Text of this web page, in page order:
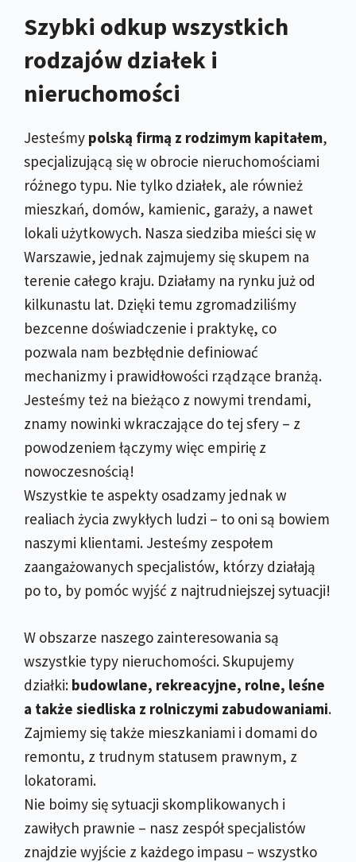
Szybki odkup wszystkich
rodzajów działek i
nieruchomości
Jesteśmy polską firmą z rodzimym kapitałem,
specjalizującą się w obrocie nieruchomościami
różnego typu. Nie tylko działek, ale również
mieszkań, domów, kamienic, garaży, a nawet
lokali użytkowych. Nasza siedziba mieści się w
Warszawie, jednak zajmujemy się skupem na
terenie całego kraju. Działamy na rynku już od
kilkunastu lat. Dzięki temu zgromadziliśmy
bezcenne doświadczenie i praktykę, co
pozwala nam bezbłędnie definiować
mechanizmy i prawidłowości rządzące branżą.
Jesteśmy też na bieżąco z nowymi trendami,
znamy nowinki wkraczające do tej sfery – z
powodzeniem łączymy więc empirię z
nowoczesnością!
Wszystkie te aspekty osadzamy jednak w
realiach życia zwykłych ludzi – to oni są bowiem
naszymi klientami. Jesteśmy zespołem
zaangażowanych specjalistów, którzy działają
po to, by pomóc wyjść z najtrudniejszej sytuacji!
W obszarze naszego zainteresowania są
wszystkie typy nieruchomości. Skupujemy
działki: budowlane, rekreacyjne, rolne, leśne
a także siedliska z rolniczymi zabudowaniami.
Zajmiemy się także mieszkaniami i domami do
remontu, z trudnym statusem prawnym, z
lokatorami.
Nie boimy się sytuacji skomplikowanych i
zawiłych prawnie – nasz zespół specjalistów
znajdzie wyjście z każdego impasu – wszystko